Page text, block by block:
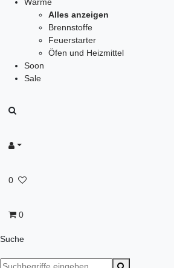
Alles anzeigen
Brennstoffe
Feuerstarter
Öfen und Heizmittel
Soon
Sale
0
0
Suche